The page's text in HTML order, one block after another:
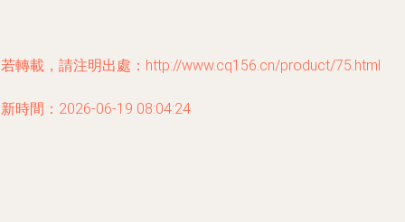
轉載，請注明出處：http://www.cq156.cn/product/75.html
時間：2026-06-19 08:04:24